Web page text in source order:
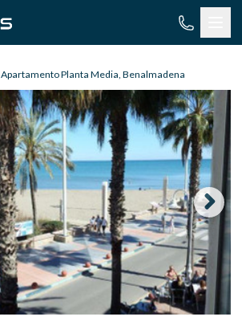
Apartamento Planta Media, Benalmadena